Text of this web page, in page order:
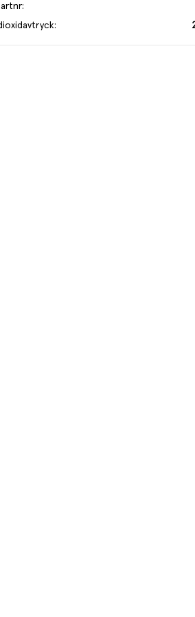
:
:
klimatet motsvarande utsläppen av 2.6
Du som är Menigo-